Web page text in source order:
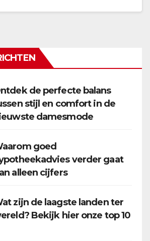
de perfecte balans
stijl en comfort in de
damesmode
goed
verder gaat
alleen cijfers
zijn de laagste landen ter
Bekijk hier onze top 10